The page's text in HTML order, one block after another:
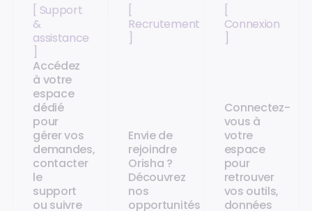
[ Support
&
assistance
Accédez
à votre
espace
dédié
pour
gérer vos
demandes,
contacter
le
support
ou suivre
Recrutement
Envie de
rejoindre
Orisha ?
Découvrez
nos
opportunités
Connexion
Connectez-
vous à
votre
espace
pour
retrouver
vos outils,
données